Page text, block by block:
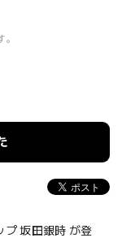
プ 坂田銀時 が登